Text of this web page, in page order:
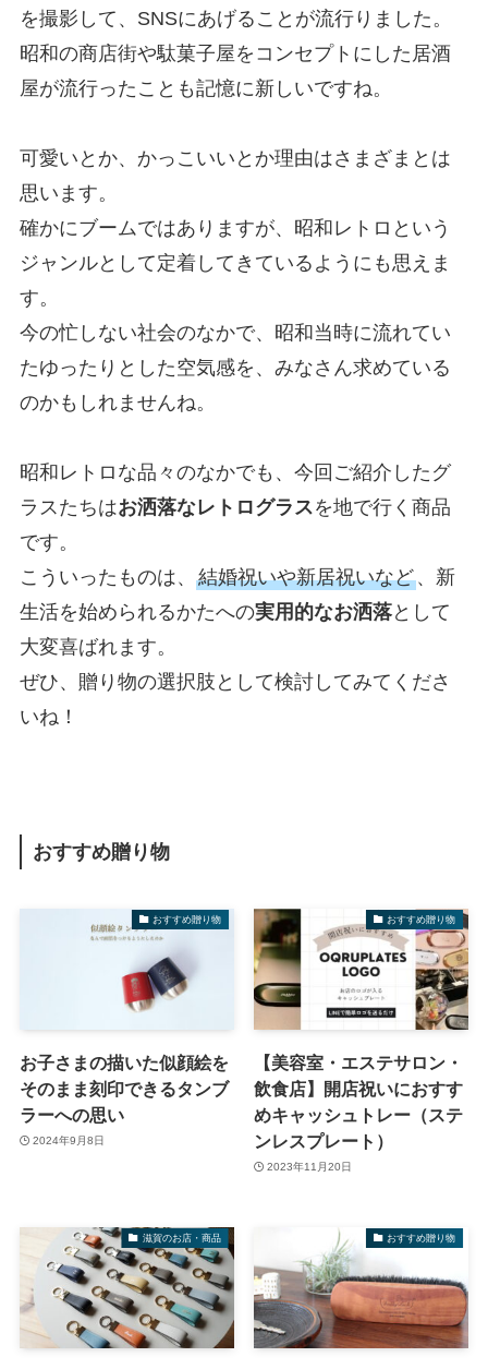
を撮影して、SNSにあげることが流行りました。
昭和の商店街や駄菓子屋をコンセプトにした居酒
屋が流行ったことも記憶に新しいですね。
可愛いとか、かっこいいとか理由はさまざまとは
思います。
確かにブームではありますが、昭和レトロという
ジャンルとして定着してきているようにも思えま
す。
今の忙しない社会のなかで、昭和当時に流れてい
たゆったりとした空気感を、みなさん求めている
のかもしれませんね。
昭和レトロな品々のなかでも、今回ご紹介したグ
ラスたちはお洒落なレトログラスを地で行く商品
です。
こういったものは、 結婚祝いや新居祝いなど、新
生活を始められるかたへの実用的なお洒落として
大変喜ばれます。
ぜひ、贈り物の選択肢として検討してみてくださ
いね！
おすすめ贈り物
おすすめ贈り物
お子さまの描いた似顔絵を
そのまま刻印できるタンブ
ラーへの思い
2024年9月8日
おすすめ贈り物
【美容室・エステサロン・
飲食店】開店祝いにおすす
めキャッシュトレー（ステ
ンレスプレート）
2023年11月20日
滋賀のお店・商品 おすすめ贈り物